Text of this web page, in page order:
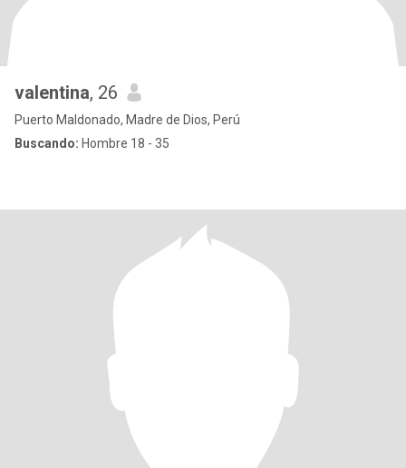
valentina, 26
Puerto Maldonado, Madre de Dios, Perú
Buscando: Hombre 18 - 35